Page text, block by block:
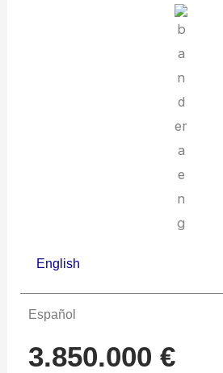
English
Español
3.850.000 €